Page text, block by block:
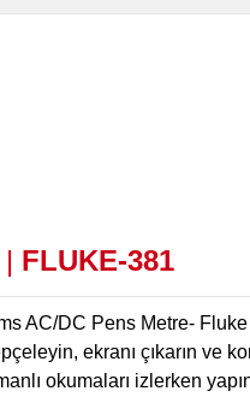
FLUKE-381
AC/DC Pens Metre-
ekranı çıkarın ve
okumaları izlerken